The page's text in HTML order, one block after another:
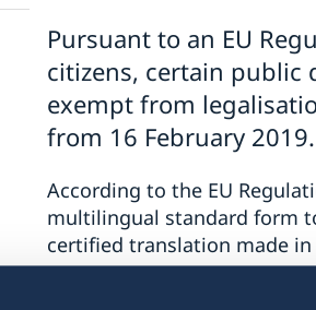
Pursuant to an EU
citizens, certain public
exempt from
from 16 February 2019.
According to the EU
multilingual standard form
certified translation made in